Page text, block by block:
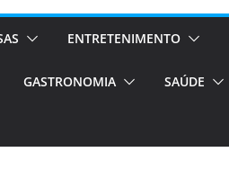
ENTRETENIMENTO
GASTRONOMIA SAÚDE